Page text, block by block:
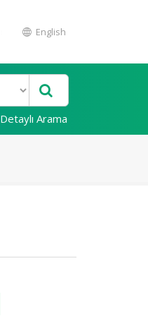
English
Detaylı Arama